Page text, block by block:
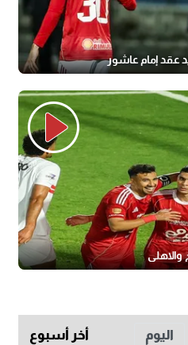
عقد إمام عاشور
اليوم أخر أسبوع